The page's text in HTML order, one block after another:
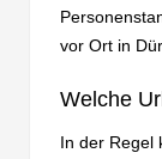
vor Ort in
Welche
In der Regel